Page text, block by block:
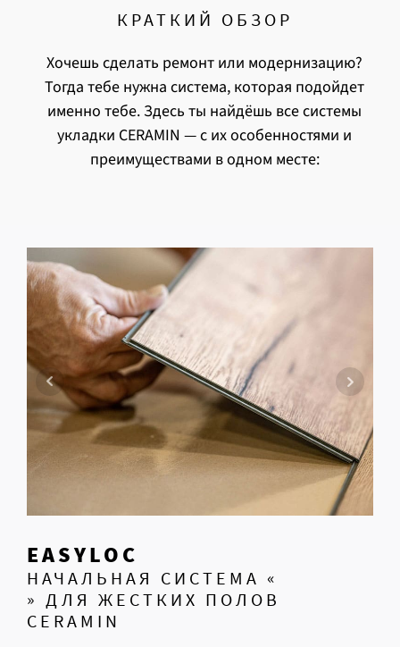
КРАТКИЙ ОБЗОР
Хочешь сделать ремонт или модернизацию?
Тогда тебе нужна система, которая подойдет
именно тебе.Здесь ты найдёшь все системы
укладки CERAMIN — с их особенностями и
преимуществами в одном месте:
EASYLOC
НАЧАЛЬНАЯ СИСТЕМА «
» ДЛЯ ЖЕСТКИХ ПОЛОВ
CERAMIN